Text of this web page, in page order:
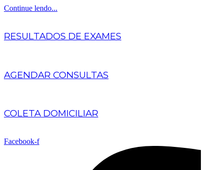
Continue lendo...
RESULTADOS DE EXAMES
AGENDAR CONSULTAS
COLETA DOMICILIAR
Facebook-f